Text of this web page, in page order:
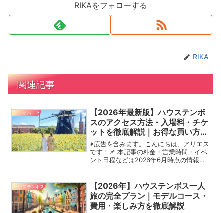
RIKAをフォローする
RIKA
関連記事
テーマパーク
【2026年最新版】ハウステンボ
スのアクセス方法・入場料・チケ
ットを徹底解説｜お得な買い方も
紹介
※広告を含みます。こんにちは、アリエス
です！📌 本記事の料金・営業時間・イベ
ント日程などは2026年6月時点の情報で
イトでご確認ください。「ハウステンボ
スに行きたいけど...
ハウステンボス
【2026年】ハウステンボス一人
旅の完全プラン｜モデルコース・
費用・楽しみ方を徹底解説